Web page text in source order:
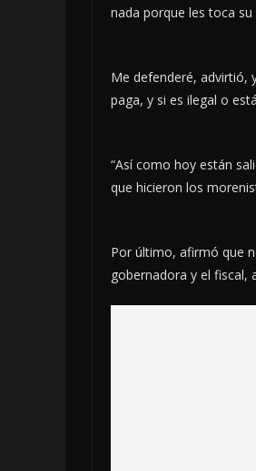
nada porque les toca su
Me defenderé, advirtió,
paga, y si es ilegal o
“Así como hoy están
que hicieron los
Por último, afirmó que
gobernadora y el fiscal,